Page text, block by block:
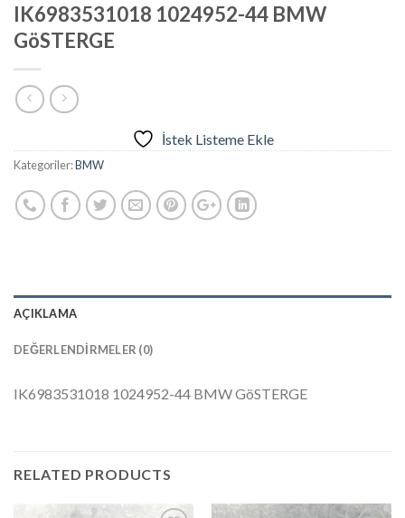
IK6983531018 1024952-44 BMW
GöSTERGE
İstek Listeme Ekle
Kategoriler:BMW
AÇIKLAMA
DEĞERLENDIRMELER (0)
IK6983531018 1024952-44 BMW GöSTERGE
RELATED PRODUCTS